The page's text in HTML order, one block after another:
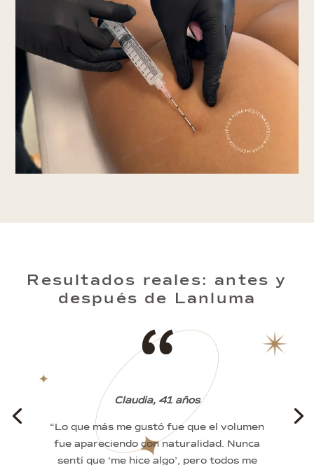
Resultados reales: antes y
después de Lanluma
“
Claudia, 41 años
“Lo que más me gustó fue que el volumen
fue apareciendo con naturalidad. Nunca
sentí que ‘me hice algo’, pero todos me